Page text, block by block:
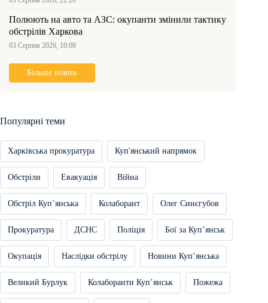
Полюють на авто та АЗС: окупанти змінили тактику
обстрілів Харкова
03 Серпня 2026, 10:08
Більше новин
Популярні теми
Харківська прокуратура Куп'янський напрямок
Обстріли Евакуація Війна
Обстріл Купʼянська Колаборант Олег Синєгубов
Прокуратура ДСНС Поліція Бої за Купʼянськ
Окупація Наслідки обстрілу Новини Купʼянська
Великий Бурлук Колаборанти Купʼянськ Пожежа